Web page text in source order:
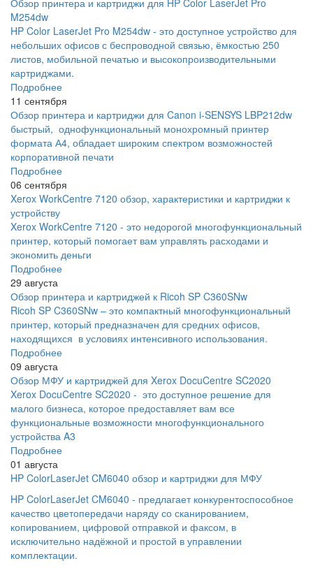
Обзор принтера и картриджи для HP Color LaserJet Pro
M254dw
HP Color LaserJet Pro M254dw - это доступное устройство для
небольших офисов с беспроводной связью, ёмкостью 250
листов, мобильной печатью и высокопроизводительными
картриджами.
Подробнее
11 сентября
Обзор принтера и картриджи для Canon i-SENSYS LBP212dw
быстрый, однофункциональный монохромный принтер
формата А4, обладает широким спектром возможностей
корпоративной печати
Подробнее
06 сентября
Xerox WorkCentre 7120 обзор, характеристики и картриджи к
устройству
Xerox WorkCentre 7120 - это недорогой многофункциональный
принтер, который помогает вам управлять расходами и
экономить деньги
Подробнее
29 августа
Обзор принтера и картриджей к Ricoh SP C360SNw
Ricoh SP C360SNw – это компактный многофункциональный
принтер, который предназначен для средних офисов,
находящихся в условиях интенсивного использования.
Подробнее
09 августа
Обзор МФУ и картриджей для Xerox DocuCentre SC2020
Xerox DocuCentre SC2020 - это доступное решение для
малого бизнеса, которое предоставляет вам все
функциональные возможности многофункционального
устройства A3
Подробнее
01 августа
HP ColorLaserJet CM6040 обзор и картриджи для МФУ
HP ColorLaserJet CM6040 - предлагает конкурентоспособное
качество цветопередачи наряду со сканированием,
копированием, цифровой отправкой и факсом, в
исключительно надёжной и простой в управлении
комплектации.